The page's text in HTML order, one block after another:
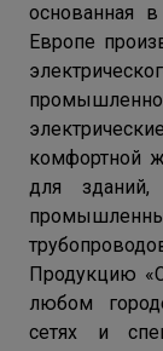
основанная
Европе
комфортной
для
Продукцию
любом
сетях и